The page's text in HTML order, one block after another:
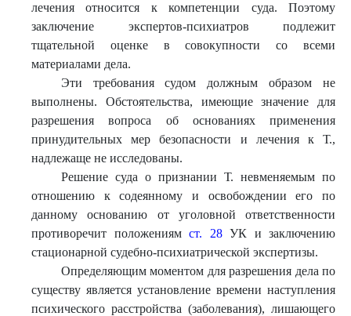
лечения относится к компетенции суда. Поэтому
заключение экспертов-психиатров подлежит
тщательной оценке в совокупности со всеми
материалами дела.
Эти требования судом должным образом не
выполнены. Обстоятельства, имеющие значение для
разрешения вопроса об основаниях применения
принудительных мер безопасности и лечения к Т.,
надлежаще не исследованы.
Решение суда о признании Т. невменяемым по
отношению к содеянному и освобождении его по
данному основанию от уголовной ответственности
противоречит положениям ст. 28УК и заключению
стационарной судебно-психиатрической экспертизы.
Определяющим моментом для разрешения дела по
существу является установление времени наступления
психического расстройства (заболевания), лишающего